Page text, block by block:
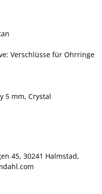
Verschlüsse für Ohrringe
5 mm, Crystal
45, 30241 Halmstad,